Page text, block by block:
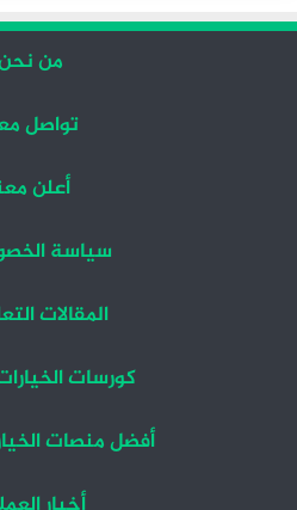
من
تواصل
أعلن
سياسة
المقالات
كورسات
أفضل منصات